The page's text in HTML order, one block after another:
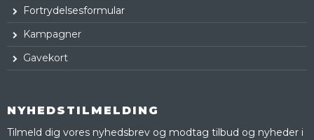
Fortrydelsesformular
Kampagner
Gavekort
NYHEDSTILMELDING
Tilmeld dig vores nyhedsbrev og modtag tilbud og nyheder i